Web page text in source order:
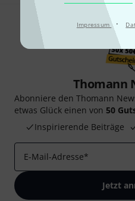
Impressum ·
Thomann
Abonniere den Thomann
etwas Glück einen von 50
Inspirierende Beiträge
E-Mail-Adresse*
Jetzt